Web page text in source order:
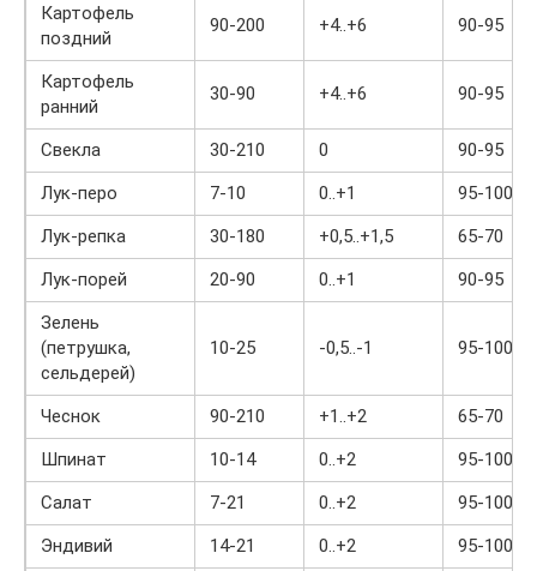
Картофель
поздний
90-200 +4..+6 90-95
Картофель
ранний
30-90 +4..+6 90-95
Свекла 30-210 0
90-95
Лук-перо
7-10 0..+1
95-100
Лук-репка
30-180 +0,5..+1,5
65-70
Лук-порей
20-90 0..+1
90-95
Зелень
(петрушка,
сельдерей)
10-25 -0,5..-1 95-100
Чеснок 90-210 +1..+2
65-70
Шпинат
10-14 0..+2
95-100
Салат
7-21 0..+2
95-100
Эндивий
14-21 0..+2 95-100